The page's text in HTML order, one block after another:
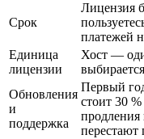
Срок
Лицензия
платежей
Единица
лицензии
Хост —
Обновления
и
поддержка
Первый
стоит 30
продления
перестают